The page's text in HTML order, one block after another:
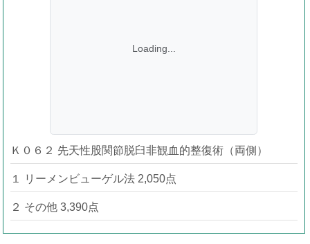
Loading...
Ｋ０６２ 先天性股関節脱臼非観血的整復術（両側）
１ リーメンビューゲル法 2,050点
２ その他 3,390点